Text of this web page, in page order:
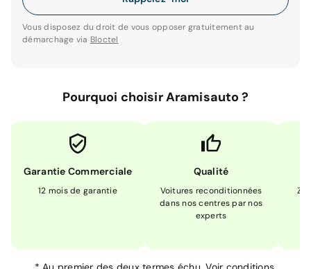
Vous disposez du droit de vous opposer gratuitement au
démarchage via Bloctel
Pourquoi choisir Aramisauto ?
Garantie Commerciale
12 mois de garantie
Qualité
Voitures reconditionnées
dans nos centres par nos
experts